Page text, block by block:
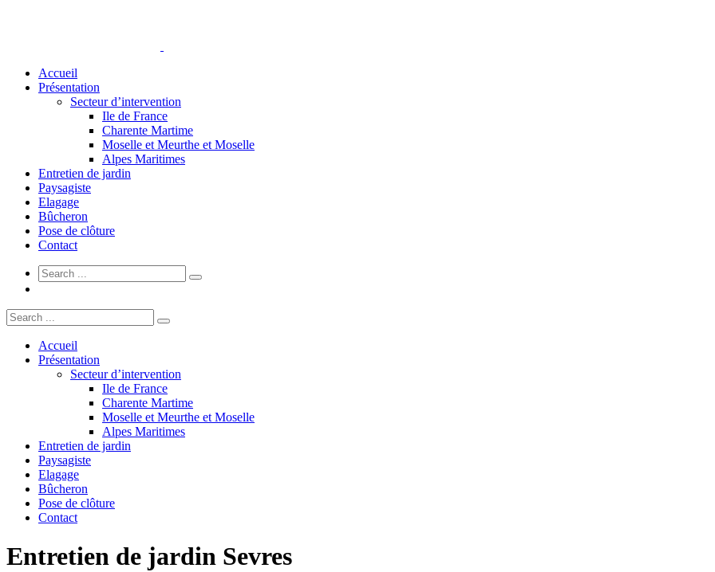
Accueil
Présentation
Secteur d’intervention
Ile de France
Charente Martime
Moselle et Meurthe et Moselle
Alpes Maritimes
Entretien de jardin
Paysagiste
Elagage
Bûcheron
Pose de clôture
Contact
Accueil
Présentation
Secteur d’intervention
Ile de France
Charente Martime
Moselle et Meurthe et Moselle
Alpes Maritimes
Entretien de jardin
Paysagiste
Elagage
Bûcheron
Pose de clôture
Contact
Entretien de jardin Sevres